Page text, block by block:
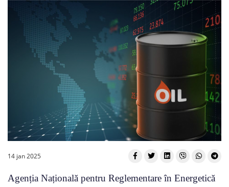
14 jan 2025
Agenția Națională pentru Reglementare în Energetică